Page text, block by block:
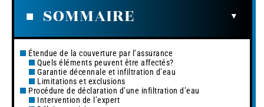
SOMMAIRE
Étendue de la couverture par l’assurance
Quels éléments peuvent être affectés?
Garantie décennale et infiltration d’eau
Limitations et exclusions
Procédure de déclaration d’une infiltration d’eau
Intervention de l’expert